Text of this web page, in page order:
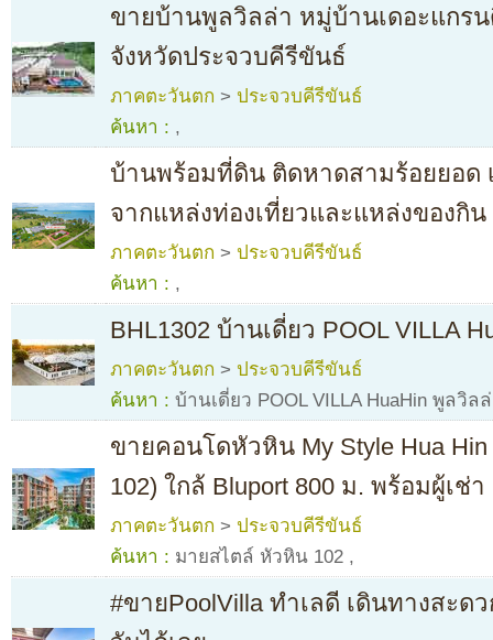
ขายบ้านพูลวิลล่า หมู่บ้านเดอะแกร
จังหวัดประจวบคีรีขันธ์
ภาคตะวันตก > ประจวบคีรีขันธ์
ค้นหา : ,
บ้านพร้อมที่ดิน ติดหาดสามร้อยยอด
จากแหล่งท่องเที่ยวและแหล่งของกิน
ภาคตะวันตก > ประจวบคีรีขันธ์
ค้นหา : ,
BHL1302 บ้านเดี่ยว POOL VILLA
ภาคตะวันตก > ประจวบคีรีขันธ์
ค้นหา : บ้านเดี่ยว POOL VILLA HuaHin พูลวิล
ขายคอนโดหัวหิน My Style Hua
102) ใกล้ Bluport 800 ม. พร้อมผู้เช่า
ภาคตะวันตก > ประจวบคีรีขันธ์
ค้นหา : มายสไตล์ หัวหิน 102 ,
#ขายPoolVilla ทำเลดี เดินทางสะด